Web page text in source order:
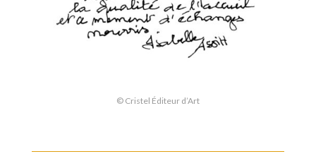
© Cristel Éditeur d’Art